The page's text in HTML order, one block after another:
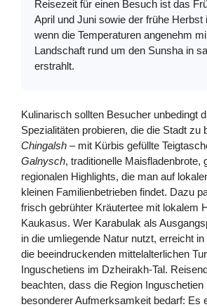
Reisezeit für einen Besuch ist das
April und Juni sowie der frühe Herbst
wenn die Temperaturen angenehm
Landschaft rund um den Sunsha in
erstrahlt.
Kulinarisch sollten Besucher unbedingt
Spezialitäten probieren, die die Stadt zu
Chingalsh – mit Kürbis gefüllte
Galnysch, traditionelle Maisfladenbrote,
regionalen Highlights, die man auf
kleinen Familienbetrieben findet. Dazu
frisch gebrühter Kräutertee mit lokalem
Kaukasus. Wer Karabulak als
in die umliegende Natur nutzt, erreicht
die beeindruckenden mittelalterlichen
Inguschetiens im Dzheirakh-Tal.
beachten, dass die Region Inguschetien
besonderer Aufmerksamkeit bedarf: Es